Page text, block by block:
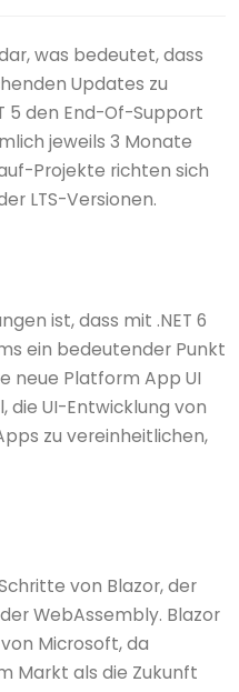
was bedeutet, dass
Updates zu
5 den End-Of-Support
jeweils 3 Monate
Projekte richten sich
LTS-Versionen.
ist, dass mit .NET 6
ein bedeutender Punkt
neue Platform App UI
die UI-Entwicklung von
zu vereinheitlichen,
von Blazor, der
WebAssembly. Blazor
Microsoft, da
Markt als die Zukunft